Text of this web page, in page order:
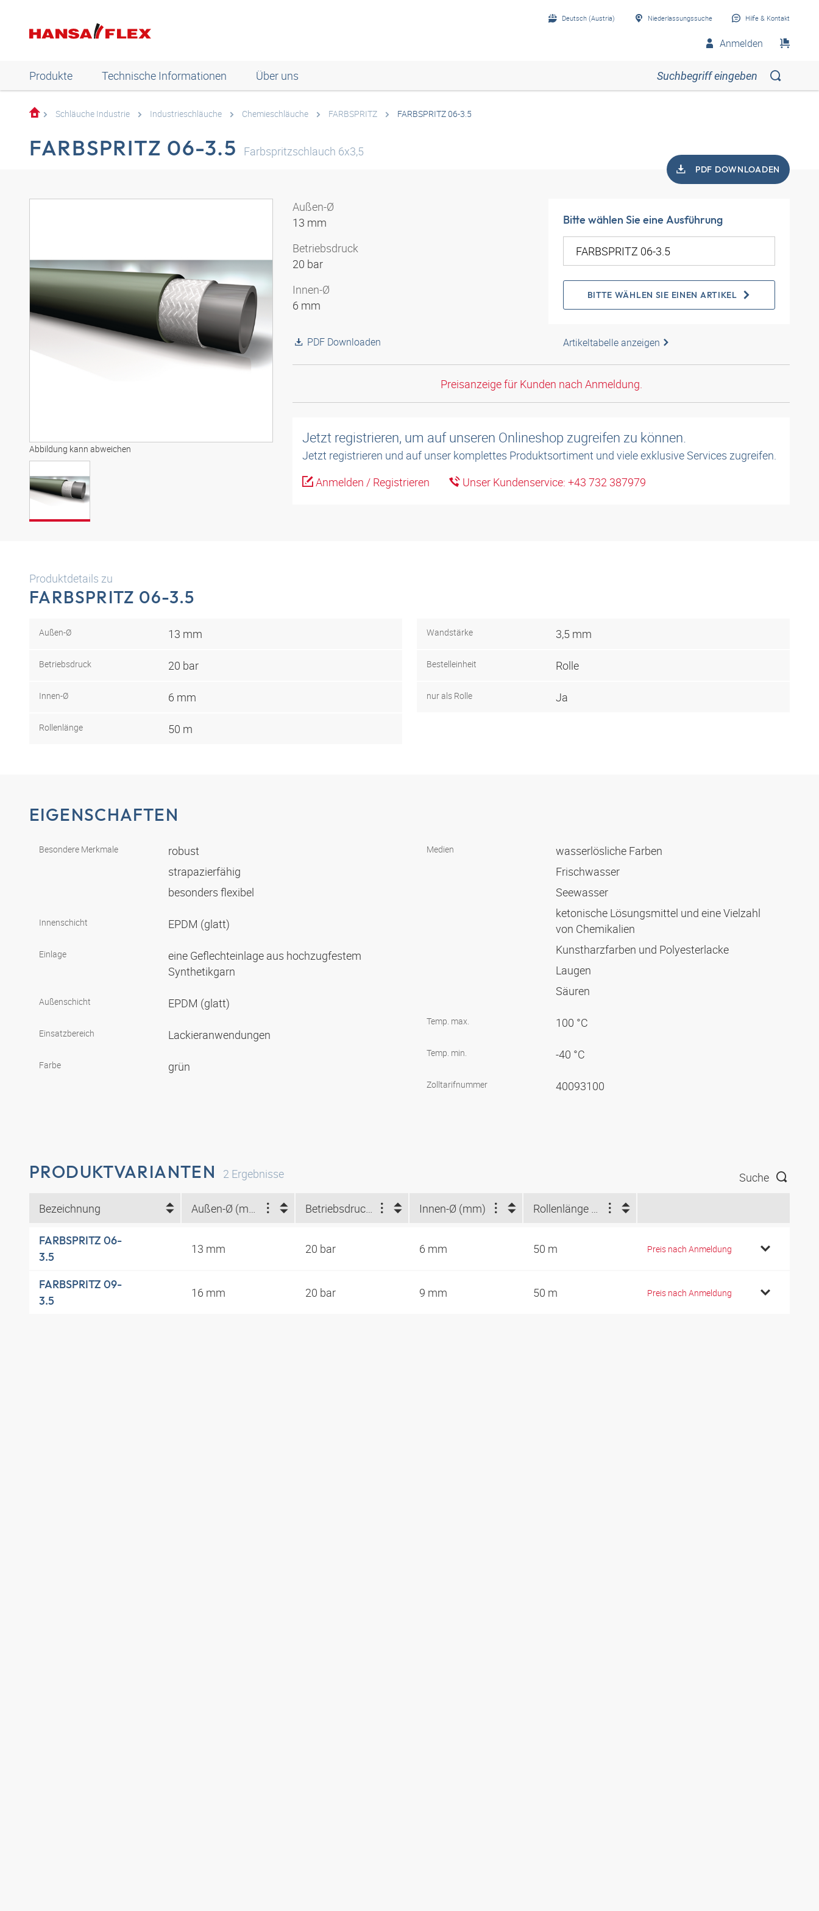
Deutsch (Austria) Niederlassungssuche Hilfe & Kontakt
Anmelden
Produkte Technische Informationen Über uns
Schläuche Industrie Industrieschläuche Chemieschläuche FARBSPRITZ FARBSPRITZ 06-3.5
FARBSPRITZ 06-3.5 Farbspritzschlauch 6x3,5
PDF DOWNLOADEN
Abbildung kann abweichen
Außen-Ø
13 mm
Betriebsdruck
20 bar
Innen-Ø
6 mm
PDF Downloaden
Bitte wählen Sie eine Ausführung
BITTE WÄHLEN SIE EINEN ARTIKEL
Artikeltabelle anzeigen
Preisanzeige für Kunden nach Anmeldung.
Jetzt registrieren, um auf unseren Onlineshop zugreifen zu können.
Jetzt registrieren und auf unser komplettes Produktsortiment und viele exklusive Services zugreifen.
Anmelden / Registrieren
Unser Kundenservice: +43 732 387979
Produktdetails zu
FARBSPRITZ 06-3.5
Außen-Ø 13 mm
Betriebsdruck 20 bar
Innen-Ø 6 mm
Rollenlänge 50 m
Wandstärke 3,5 mm
Bestelleinheit Rolle
nur als Rolle Ja
EIGENSCHAFTEN
Besondere Merkmale
robust
strapazierfähig
besonders flexibel
Innenschicht EPDM (glatt)
Einlage
eine Geflechteinlage aus hochzugfestem
Synthetikgarn
Außenschicht EPDM (glatt)
Einsatzbereich Lackieranwendungen
Farbe grün
Medien
wasserlösliche Farben
Frischwasser
Seewasser
ketonische Lösungsmittel und eine Vielzahl
von Chemikalien
Kunstharzfarben und Polyesterlacke
Laugen
Säuren
Temp. max. 100 °C
Temp. min. -40 °C
Zolltarifnummer 40093100
PRODUKTVARIANTEN 2 Ergebnisse Suche
Bezeichnung Betriebsdruck (bar) Innen-Ø (mm)
FARBSPRITZ 06-
3.5
13 mm 20 bar 6 mm 50 m Preis nach Anmeldung
FARBSPRITZ 09-
3.5
16 mm 20 bar 9 mm 50 m Preis nach Anmeldung